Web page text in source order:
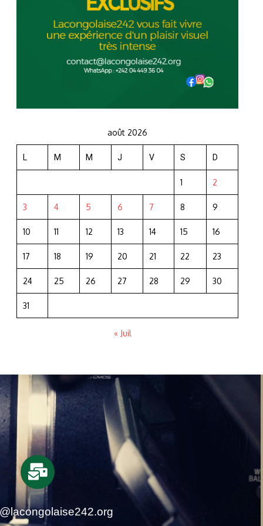
août 2026
L M M J V S D
1 2
3 4 5 6 7 8 9
10 11 12 13 14 15 16
17 18 19 20 21 22 23
24 25 26 27 28 29 30
31
« Juil